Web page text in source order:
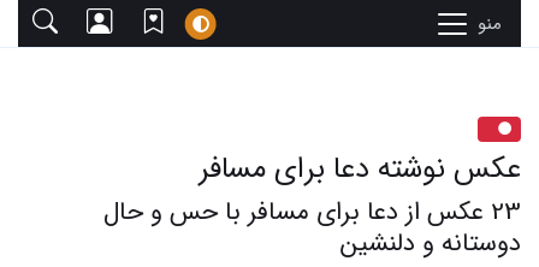
منو
عکس نوشته دعا برای مسافر
23 عکس از دعا برای مسافر با حس و حال
دوستانه و دلنشین